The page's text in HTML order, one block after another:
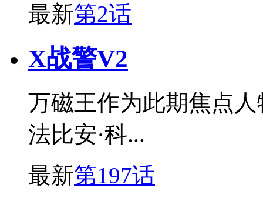
最新第2话
X战警V2
万磁王作为此期焦点
法比安·科...
最新第197话